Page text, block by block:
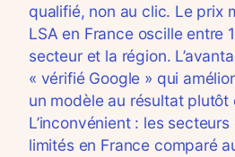
qualifié, non au clic. Le prix
LSA en France oscille entre
secteur et la région.
« vérifié Google » qui
un modèle au résultat plutôt
L’inconvénient : les
limités en France comparé